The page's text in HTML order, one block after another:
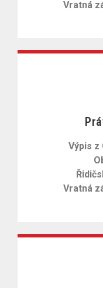
Vratná
Výpis z
Vratná